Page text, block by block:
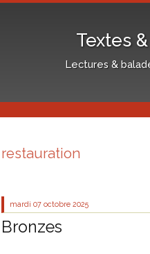
Textes
Lectures &
restauration
mardi 07 octobre 2025
Bronzes